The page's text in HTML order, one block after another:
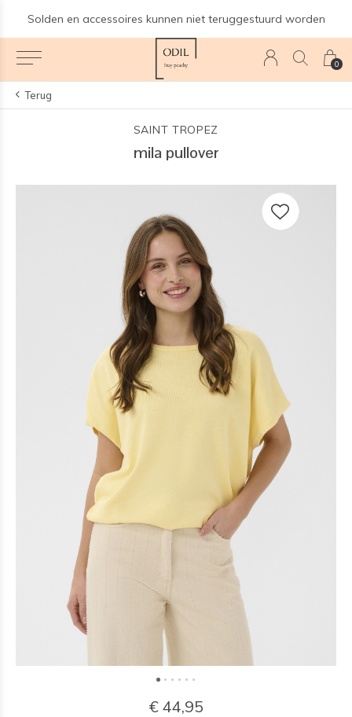
0
Solden en accessoires kunnen niet teruggestuurd worden
Terug
SAINT TROPEZ
mila pullover
€ 44,95